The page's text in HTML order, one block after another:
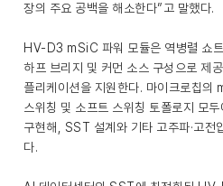
장의 주요 공백을 해소한다”고 말했다.
HV-D3 mSiC 파워 모듈은 역병렬 쇼
하프 브리지 및 커먼 소스 구성으로
플리케이션을 지원한다. 마이크로칩
스위칭 및 소프트 스위칭 토폴로지 모
구현해, SST 설계와 기타 고주파·고전
다.